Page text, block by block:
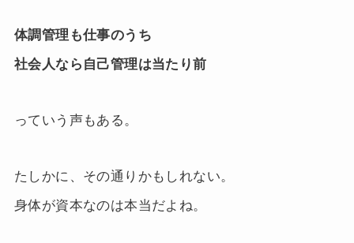
体調管理も仕事のうち
社会人なら自己管理は当たり前
っていう声もある。
たしかに、その通りかもしれない。
身体が資本なのは本当だよね。